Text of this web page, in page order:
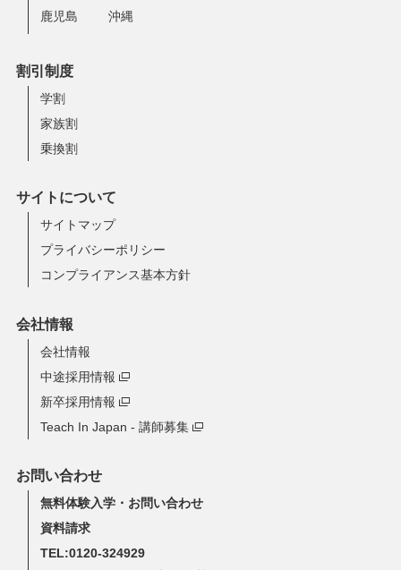
鹿児島 沖縄
割引制度
学割
家族割
乗換割
サイトについて
サイトマップ
プライバシーポリシー
コンプライアンス基本方針
会社情報
会社情報
中途採用情報
新卒採用情報
Teach In Japan - 講師募集
お問い合わせ
無料体験入学・お問い合わせ
資料請求
TEL:0120-324929